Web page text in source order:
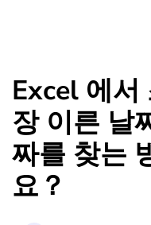
Excel 에서
장 이른 날
짜를 찾는
요？